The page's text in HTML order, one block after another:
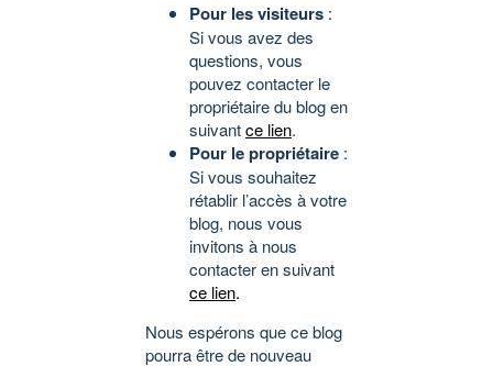
Pour les visiteurs :
Si vous avez des
questions, vous
pouvez contacter le
propriétaire du blog en
suivantce lien.
Pour le propriétaire :
Si vous souhaitez
rétablir l’accès à votre
blog, nous vous
invitons à nous
contacter en suivant
ce lien.
Nous espérons que ce blog
pourra être de nouveau